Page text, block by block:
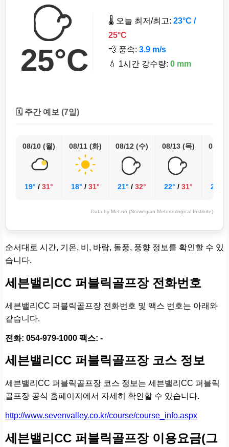
25°C
🌡️ 오늘 최저/최고: 23°C /
25°C
💨 풍속: 3.9 m/s
💧 1시간 강수량: 0 mm
🗓️ 주간 예보 (7일)
08/10 (월)
19° / 31°
08/11 (화)
18° / 31°
08/12 (수)
21° / 32°
08/13 (목)
22° / 31°
08/14
22°
Data by Met.no (Norwegian Meteorological Institute)
순서대로 시간, 기온, 비, 바람, 돌풍, 풍향 정보를 확인할 수 있
습니다.
세븐밸리CC 퍼블릭골프장 전화번호
세븐밸리CC 퍼블릭골프장 전화번호 및 팩스 번호는 아래와
같습니다.
전화: 054-979-1000 팩스: -
세븐밸리CC 퍼블릭골프장 코스 정보
세븐밸리CC 퍼블릭골프장 코스 정보는 세븐밸리CC 퍼블릭
골프장 공식 홈페이지에서 자세히 확인할 수 있습니다.
http://www.sevenvalley.co.kr/course/course_info.aspx
세븐밸리CC 퍼블릭골프장 이용요금(그